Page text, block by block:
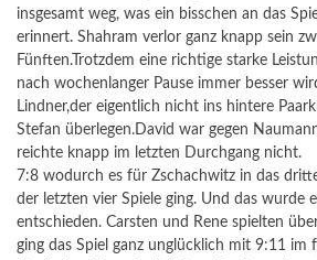
insgesamt weg, was ein bisschen an das
erinnert. Shahram verlor ganz knapp sein
Fünften.Trotzdem eine richtige starke
nach wochenlanger Pause immer besser
Lindner,der eigentlich nicht ins hintere
Stefan überlegen.David war gegen
reichte knapp im letzten Durchgang nicht.
7:8 wodurch es für Zschachwitz in das
der letzten vier Spiele ging. Und das wurde
entschieden. Carsten und Rene spielten
ging das Spiel ganz unglücklich mit 9:11 im